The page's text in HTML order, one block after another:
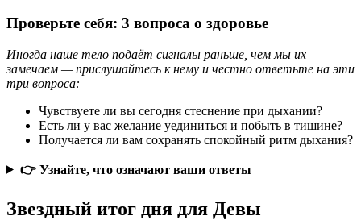
Проверьте себя: 3 вопроса о здоровье
Иногда наше тело подаёт сигналы раньше, чем мы их
замечаем — прислушайтесь к нему и честно ответьте на эти
три вопроса:
Чувствуете ли вы сегодня стеснение при дыхании?
Есть ли у вас желание уединиться и побыть в тишине?
Получается ли вам сохранять спокойный ритм дыхания?
👉 Узнайте, что означают ваши ответы
Звездный итог дня для Девы